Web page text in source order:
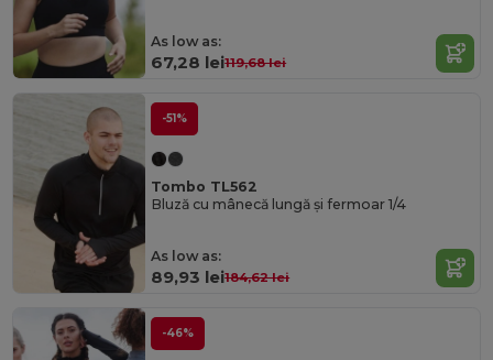
As low as:
67,28 lei119,68 lei
-51%
Tombo TL562
Bluză cu mânecă lungă și fermoar 1/4
As low as:
89,93 lei184,62 lei
-46%